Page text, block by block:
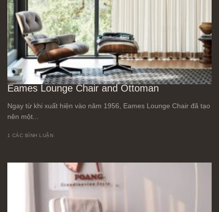
Eames Lounge Chair and Ottoman
Ngay từ khi xuất hiện vào năm 1956, Eames Lounge Chair đã tạo
nên một...
1 CÁC BÌNH LUẬN